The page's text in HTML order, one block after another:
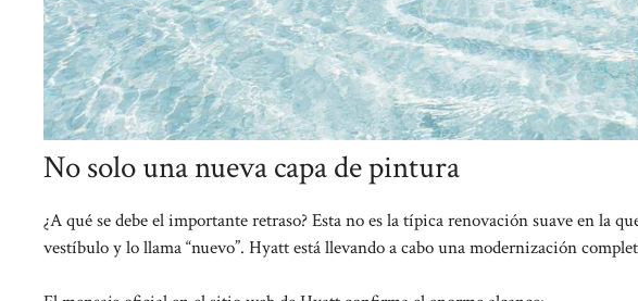
No solo una nueva capa de pintura
¿A qué se debe el importante retraso? Esta no es la típica renovación suave en la
vestíbulo y lo llama “nuevo”. Hyatt está llevando a cabo una modernización